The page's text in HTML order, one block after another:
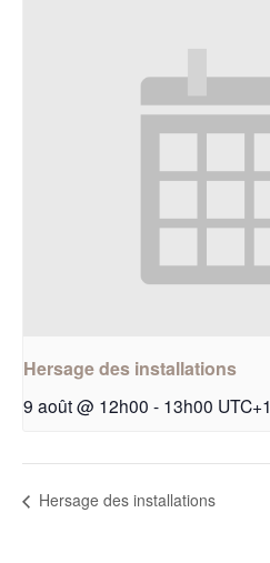
Hersage des installations
9 août @ 12h00 - 13h00 UTC+1
Hersage des installations